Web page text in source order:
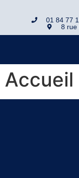
01 84 77
8 rue
Accueil